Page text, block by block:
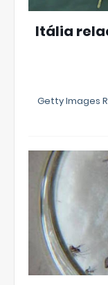
Itália
Getty Images